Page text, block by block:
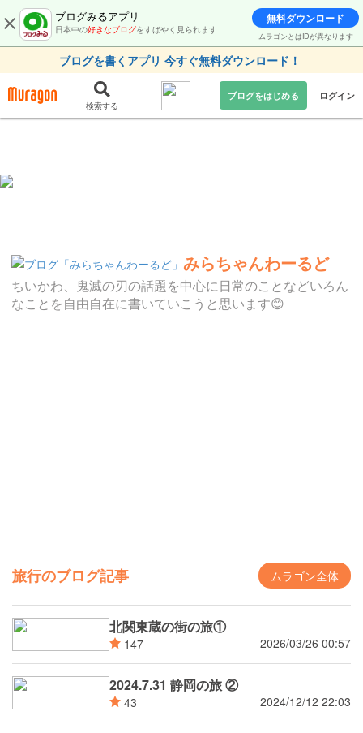
ブログみるアプリ
日本中の好きなブログをすばやく見られます
無料ダウンロード
ムラゴンとはIDが異なります
ブログを書くアプリ 今すぐ無料ダウンロード！
検索する
ブログをはじめる ログイン
みらちゃんわーるど
ちいかわ、鬼滅の刃の話題を中心に日常のことなどいろん
なことを自由自在に書いていこうと思います😊
旅行のブログ記事 ムラゴン全体
北関東蔵の街の旅①
147 2026/03/26 00:57
2024.7.31 静岡の旅 ②
43 2024/12/12 22:03